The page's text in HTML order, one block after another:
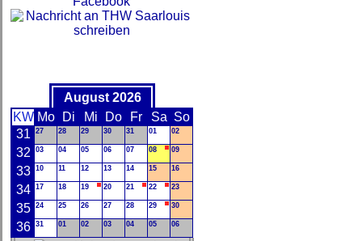
August 2026
KW Mo Di Mi Do Fr Sa So
31
27 28 29 30 31 01 02
32 03 04 05 06 07 08 09
33 10 11 12 13 14 15 16
34 17 18 19 20 21 22 23
35 24 25 26 27 28 29 30
36 31 01 02 03 04 05 06